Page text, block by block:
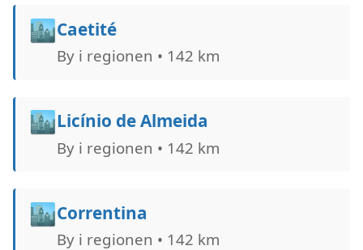
🏙️Caetité
By i regionen • 142 km
🏙️Licínio de Almeida
By i regionen • 142 km
🏙️Correntina
By i regionen • 142 km